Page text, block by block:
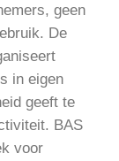
geen
De
in eigen
geeft te
BAS
voor